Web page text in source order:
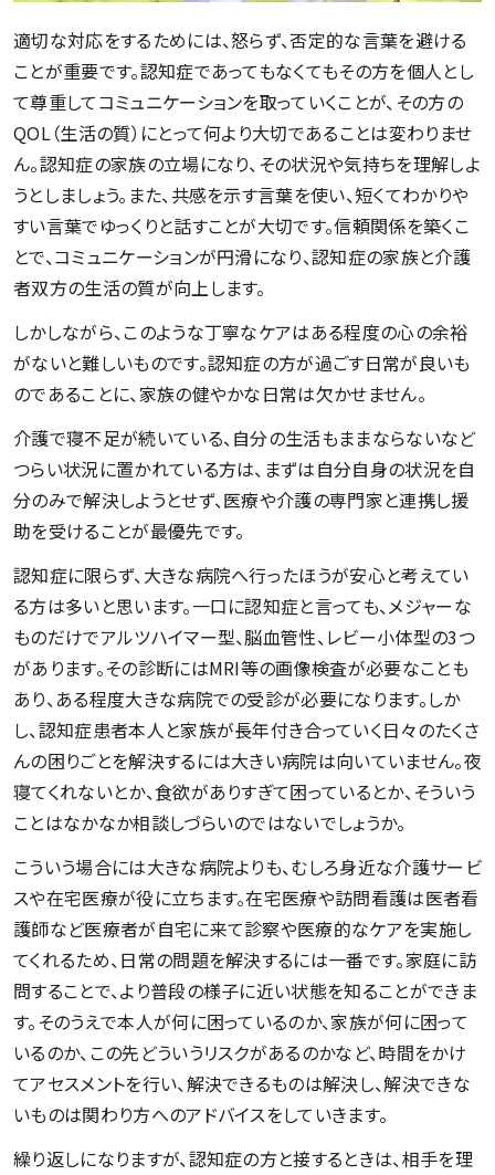
適切な対応をするためには、怒らず、否定的な言葉を避ける
ことが重要です。認知症であってもなくてもその方を個人とし
て尊重してコミュニケーションを取っていくことが、その方の
QOL（生活の質）にとって何より大切であることは変わりませ
ん。認知症の家族の立場になり、その状況や気持ちを理解しよ
うとしましょう。また、共感を示す言葉を使い、短くてわかりや
すい言葉でゆっくりと話すことが大切です。信頼関係を築くこ
とで、コミュニケーションが円滑になり、認知症の家族と介護
者双方の生活の質が向上します。
しかしながら、このような丁寧なケアはある程度の心の余裕
がないと難しいものです。認知症の方が過ごす日常が良いも
のであることに、家族の健やかな日常は欠かせません。
介護で寝不足が続いている、自分の生活もままならないなど
つらい状況に置かれている方は、まずは自分自身の状況を自
分のみで解決しようとせず、医療や介護の専門家と連携し援
助を受けることが最優先です。
認知症に限らず、大きな病院へ行ったほうが安心と考えてい
る方は多いと思います。一口に認知症と言っても、メジャーな
ものだけでアルツハイマー型、脳血管性、レビー小体型の3つ
があります。その診断にはMRI等の画像検査が必要なことも
あり、ある程度大きな病院での受診が必要になります。しか
し、認知症患者本人と家族が長年付き合っていく日々のたくさ
んの困りごとを解決するには大きい病院は向いていません。夜
寝てくれないとか、食欲がありすぎて困っているとか、そういう
ことはなかなか相談しづらいのではないでしょうか。
こういう場合には大きな病院よりも、むしろ身近な介護サービ
スや在宅医療が役に立ちます。在宅医療や訪問看護は医者看
護師など医療者が自宅に来て診察や医療的なケアを実施し
てくれるため、日常の問題を解決するには一番です。家庭に訪
問することで、より普段の様子に近い状態を知ることができま
す。そのうえで本人が何に困っているのか、家族が何に困って
いるのか、この先どういうリスクがあるのかなど、時間をかけ
てアセスメントを行い、解決できるものは解決し、解決できな
いものは関わり方へのアドバイスをしていきます。
繰り返しになりますが、認知症の方と接するときは、相手を理